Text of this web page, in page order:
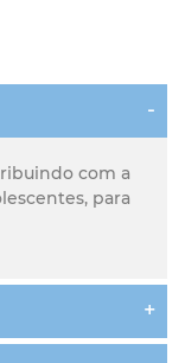
com a
para